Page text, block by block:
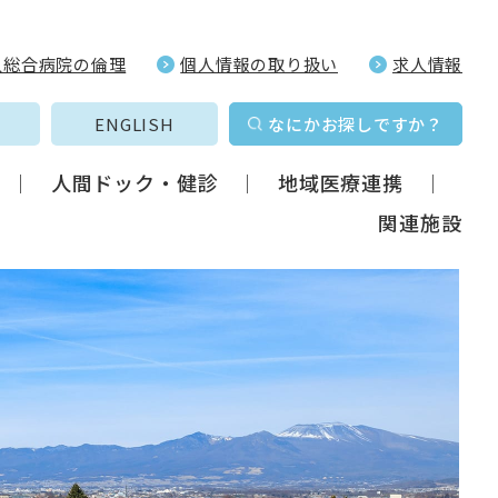
合病院の倫理 個人情報の取り扱い 求人情報
ENGLISH なにかお探しですか？
人間ドック・健診
地域医療連携
関連施設